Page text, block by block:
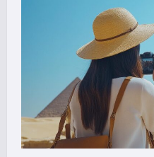
faire
a
Sanary-
sur-
Mer
?
zoo
et
ses
especes